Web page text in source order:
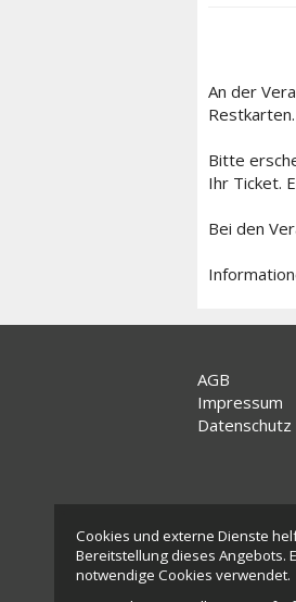
An der
Restkarten.
Bitte
Ihr Ticket.
Bei den
AGB
Impressum
Datenschutz
Cookies und externe Dienste
Bereitstellung dieses Angebots.
notwendige Cookies verwendet.